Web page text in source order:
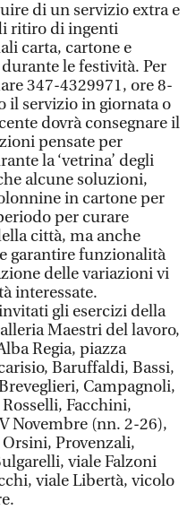
di un servizio extra e
ritiro di ingenti
carta, cartone e
le festività. Per
347-4329971, ore 8-
il servizio in giornata o
dovrà consegnare il
pensate per
la ‘vetrina’ degli
alcune soluzioni,
in cartone per
per curare
città, ma anche
garantire funzionalità
delle variazioni vi
interessate.
gli esercizi della
Maestri del lavoro,
Regia, piazza
Baruffaldi, Bassi,
Campagnoli,
Facchini,
Novembre (nn. 2-26),
Provenzali,
viale Falzoni
viale Libertà, vicolo